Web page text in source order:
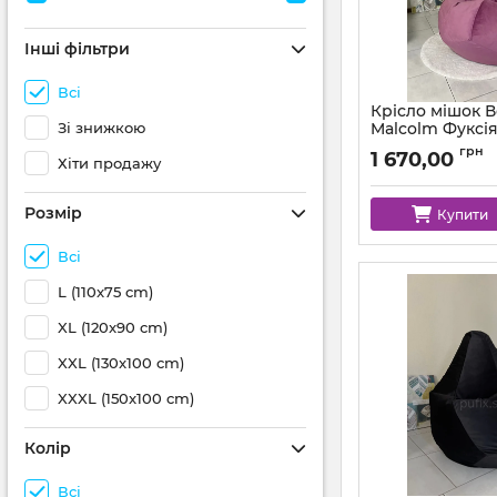
Інші фільтри
Всі
Зі знижкою
Хіти продажу
Розмір
Всі
L (110x75 cm)
XL (120x90 cm)
XXL (130x100 cm)
XXXL (150x100 cm)
Колір
Всі
Крісло мішок
Malcolm Фуксія
Артикул: km-
1 670,00 грн
Купити